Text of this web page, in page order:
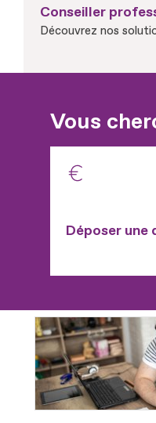
Conseiller
Découvrez nos
Vous
Déposer une
En savoir plus
Fichier